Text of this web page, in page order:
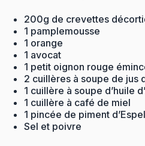
200g de crevettes
1 pamplemousse
1 orange
1 avocat
1 petit oignon rouge
2 cuillères à soupe de jus
1 cuillère à soupe d’huile
1 cuillère à café de miel
1 pincée de piment
Sel et poivre